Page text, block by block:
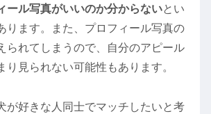
ール写真がいいのか分からないとい
ります。また、プロフィール写真の
られてしまうので、自分のアピール
り見られない可能性もあります。
が好きな人同士でマッチしたいと考